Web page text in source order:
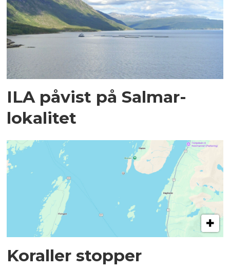
ILA påvist på Salmar-
lokalitet
Koraller stopper